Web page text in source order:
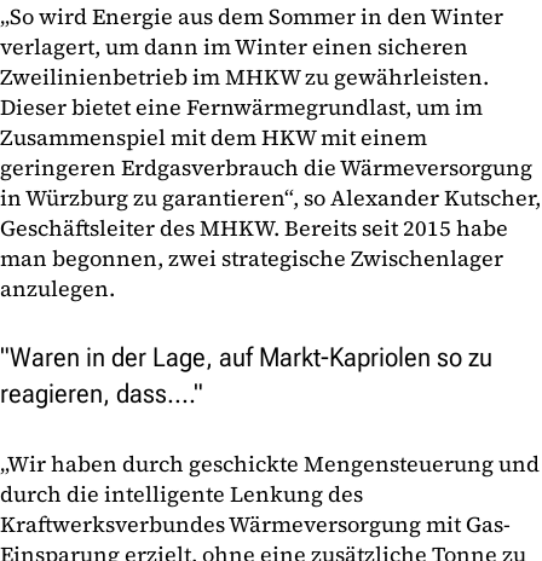
„So wird Energie aus dem Sommer in den Winter
verlagert, um dann im Winter einen sicheren
Zweilinienbetrieb im MHKW zu gewährleisten.
Dieser bietet eine Fernwärmegrundlast, um im
Zusammenspiel mit dem HKW mit einem
geringeren Erdgasverbrauch die Wärmeversorgung
in Würzburg zu garantieren“, so Alexander Kutscher,
Geschäftsleiter des MHKW. Bereits seit 2015 habe
man begonnen, zwei strategische Zwischenlager
anzulegen.
"Waren in der Lage, auf Markt-Kapriolen so zu
reagieren, dass...."
„Wir haben durch geschickte Mengensteuerung und
durch die intelligente Lenkung des
Kraftwerksverbundes Wärmeversorgung mit Gas-
Einsparung erzielt, ohne eine zusätzliche Tonne zu